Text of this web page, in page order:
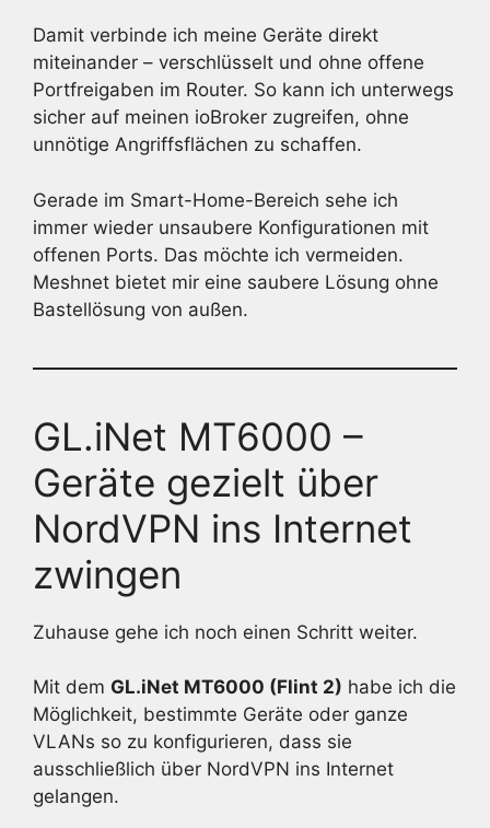
Damit verbinde ich meine Geräte direkt
miteinander – verschlüsselt und ohne offene
Portfreigaben im Router. So kann ich unterwegs
sicher auf meinen ioBroker zugreifen, ohne
unnötige Angriffsflächen zu schaffen.
Gerade im Smart-Home-Bereich sehe ich
immer wieder unsaubere Konfigurationen mit
offenen Ports. Das möchte ich vermeiden.
Meshnet bietet mir eine saubere Lösung ohne
Bastellösung von außen.
GL.iNet MT6000 –
Geräte gezielt über
NordVPN ins Internet
zwingen
Zuhause gehe ich noch einen Schritt weiter.
Mit dem GL.iNet MT6000 (Flint 2) habe ich die
Möglichkeit, bestimmte Geräte oder ganze
VLANs so zu konfigurieren, dass sie
ausschließlich über NordVPN ins Internet
gelangen.